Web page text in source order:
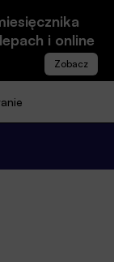
i online